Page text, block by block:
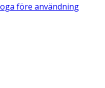
före användning